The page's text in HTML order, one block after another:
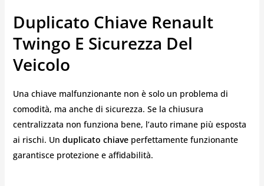
Duplicato Chiave Renault
Twingo E Sicurezza Del
Veicolo
Una chiave malfunzionante non è solo un problema di
comodità, ma anche di sicurezza. Se la chiusura
centralizzata non funziona bene, l’auto rimane più esposta
ai rischi. Un duplicato chiaveperfettamente funzionante
garantisce protezione e affidabilità.